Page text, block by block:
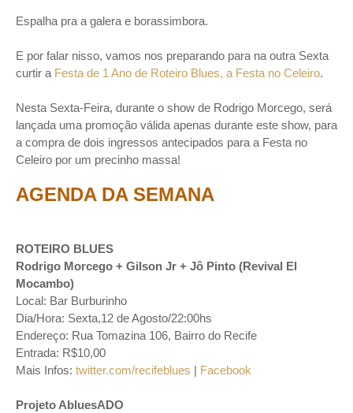
Espalha pra a galera e borassimbora.
E por falar nisso, vamos nos preparando para na outra Sexta
curtir a Festa de 1 Ano de Roteiro Blues, a Festa no Celeiro.
Nesta Sexta-Feira, durante o show de Rodrigo Morcego, será
lançada uma promoção válida apenas durante este show, para
a compra de dois ingressos antecipados para a Festa no
Celeiro por um precinho massa!
AGENDA DA SEMANA
ROTEIRO BLUES
Rodrigo Morcego + Gilson Jr + Jô Pinto (Revival El
Mocambo)
Local: Bar Burburinho
Dia/Hora: Sexta,12 de Agosto/22:00hs
Endereço: Rua Tomazina 106, Bairro do Recife
Entrada: R$10,00
Mais Infos: twitter.com/recifeblues | Facebook
Projeto AbluesADO